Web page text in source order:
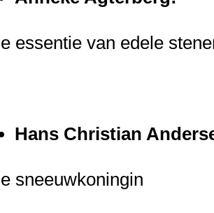
essentie van edele
Hans Christian
sneeuwkoningin